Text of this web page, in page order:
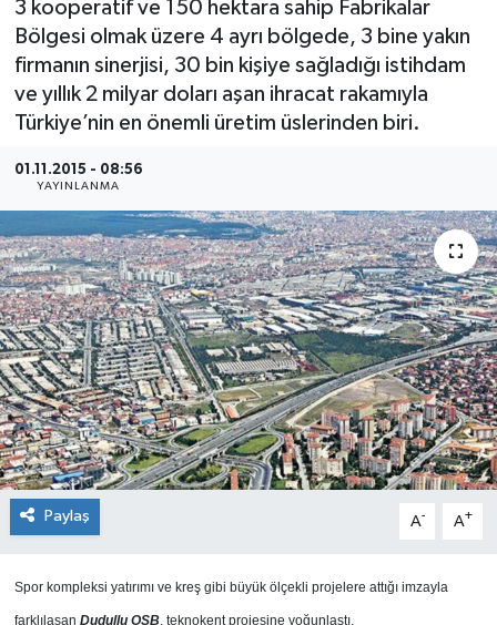
3 kooperatif ve 150 hektara sahip Fabrikalar
Bölgesi olmak üzere 4 ayrı bölgede, 3 bine yakın
firmanın sinerjisi, 30 bin kişiye sağladığı istihdam
ve yıllık 2 milyar doları aşan ihracat rakamıyla
Türkiye’nin en önemli üretim üslerinden biri.
01.11.2015 - 08:56
YAYINLANMA
Paylaş A- A+
Spor kompleksi yatırımı ve kreş gibi büyük ölçekli projelere attığı imzayla
farklılaşan Dudullu OSB, teknokent projesine yoğunlaştı.
SEKTÖR
ŞİRKET PANO
SÖYLEŞİ
ÜLKE
YAŞAM